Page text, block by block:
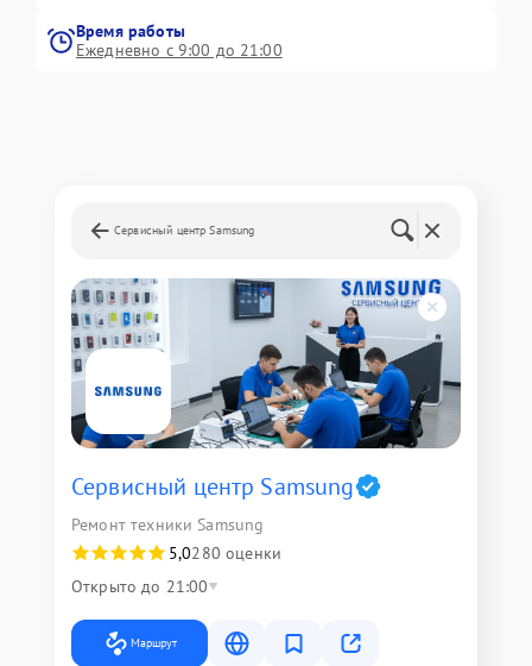
Время работы
Ежедневно с 9:00 до 21:00
Сервисный центр Samsung
Сервисный центр Samsung
Ремонт техники Samsung
5,0280 оценки
Открыто до 21:00
Маршрут